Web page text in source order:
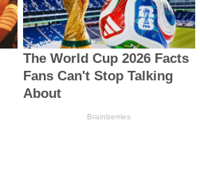
The World Cup 2026 Facts
Fans Can't Stop Talking
About
Brainberries